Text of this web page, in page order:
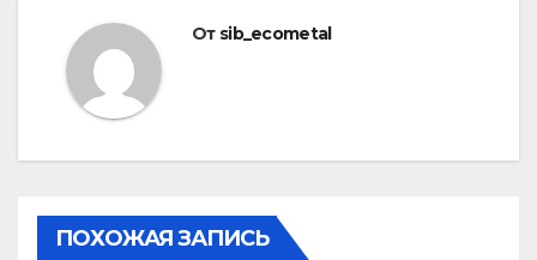
От sib_ecometal
ПОХОЖАЯ ЗАПИСЬ